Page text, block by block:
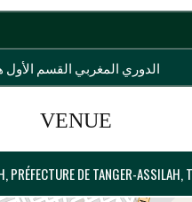
الدوري المغربي القسم
VENUE
PRÉFECTURE DE TANGER-